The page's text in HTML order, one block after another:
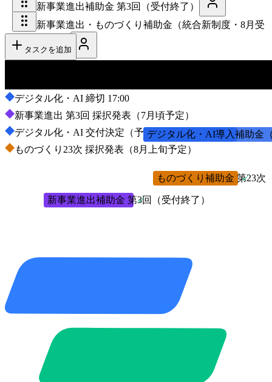
新事業進出補助金 第3回（受付終了）
新事業進出・ものづくり補助金（統合新制度・8月受
付開始予定）
タスクを追加
デジタル化・AI 締切 17:00
新事業進出 第3回 採択発表（7月頃予定）
デジタル化・AI 交付決定（予定）
ものづくり23次 採択発表（8月上旬予定）
デジタル化・AI導入補助金
ものづくり補助金 第23次
✓
新事業進出補助金 第3回（受付終了）
✓